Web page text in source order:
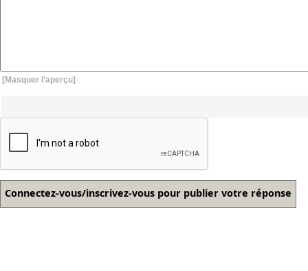
[Masquer l'aperçu]